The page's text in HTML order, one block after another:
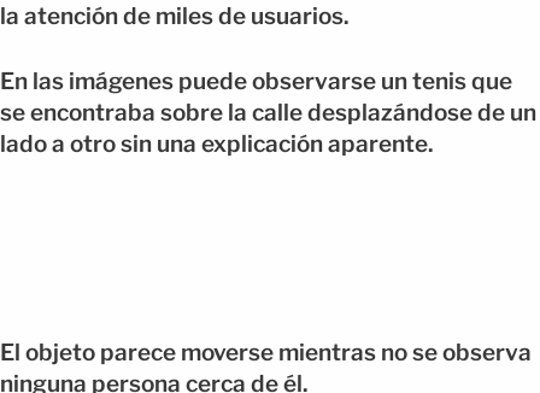
la atención de miles de usuarios.
En las imágenes puede observarse un tenis que
se encontraba sobre la calle desplazándose de un
lado a otro sin una explicación aparente.
El objeto parece moverse mientras no se observa
ninguna persona cerca de él.